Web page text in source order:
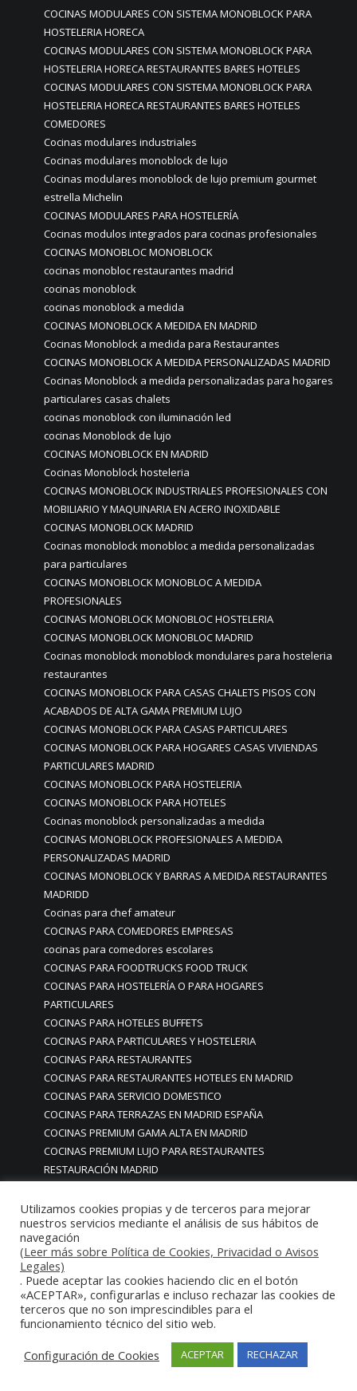
COCINAS MODULARES CON SISTEMA MONOBLOCK PARA
HOSTELERIA HORECA
COCINAS MODULARES CON SISTEMA MONOBLOCK PARA
HOSTELERIA HORECA RESTAURANTES BARES HOTELES
COCINAS MODULARES CON SISTEMA MONOBLOCK PARA
HOSTELERIA HORECA RESTAURANTES BARES HOTELES
COMEDORES
Cocinas modulares industriales
Cocinas modulares monoblock de lujo
Cocinas modulares monoblock de lujo premium gourmet
estrella Michelin
COCINAS MODULARES PARA HOSTELERÍA
Cocinas modulos integrados para cocinas profesionales
COCINAS MONOBLOC MONOBLOCK
cocinas monobloc restaurantes madrid
cocinas monoblock
cocinas monoblock a medida
COCINAS MONOBLOCK A MEDIDA EN MADRID
Cocinas Monoblock a medida para Restaurantes
COCINAS MONOBLOCK A MEDIDA PERSONALIZADAS MADRID
Cocinas Monoblock a medida personalizadas para hogares
particulares casas chalets
cocinas monoblock con iluminación led
cocinas Monoblock de lujo
COCINAS MONOBLOCK EN MADRID
Cocinas Monoblock hosteleria
COCINAS MONOBLOCK INDUSTRIALES PROFESIONALES CON
MOBILIARIO Y MAQUINARIA EN ACERO INOXIDABLE
COCINAS MONOBLOCK MADRID
Cocinas monoblock monobloc a medida personalizadas
para particulares
COCINAS MONOBLOCK MONOBLOC A MEDIDA
PROFESIONALES
COCINAS MONOBLOCK MONOBLOC HOSTELERIA
COCINAS MONOBLOCK MONOBLOC MADRID
Cocinas monoblock monoblock mondulares para hosteleria
restaurantes
COCINAS MONOBLOCK PARA CASAS CHALETS PISOS CON
ACABADOS DE ALTA GAMA PREMIUM LUJO
COCINAS MONOBLOCK PARA CASAS PARTICULARES
COCINAS MONOBLOCK PARA HOGARES CASAS VIVIENDAS
PARTICULARES MADRID
COCINAS MONOBLOCK PARA HOSTELERIA
COCINAS MONOBLOCK PARA HOTELES
Cocinas monoblock personalizadas a medida
COCINAS MONOBLOCK PROFESIONALES A MEDIDA
PERSONALIZADAS MADRID
COCINAS MONOBLOCK Y BARRAS A MEDIDA RESTAURANTES
MADRIDD
Cocinas para chef amateur
COCINAS PARA COMEDORES EMPRESAS
cocinas para comedores escolares
COCINAS PARA FOODTRUCKS FOOD TRUCK
COCINAS PARA HOSTELERÍA O PARA HOGARES
PARTICULARES
COCINAS PARA HOTELES BUFFETS
COCINAS PARA PARTICULARES Y HOSTELERIA
COCINAS PARA RESTAURANTES
COCINAS PARA RESTAURANTES HOTELES EN MADRID
COCINAS PARA SERVICIO DOMESTICO
COCINAS PARA TERRAZAS EN MADRID ESPAÑA
COCINAS PREMIUM GAMA ALTA EN MADRID
COCINAS PREMIUM LUJO PARA RESTAURANTES
RESTAURACIÓN MADRID
COCINAS PREMIUM PROFESIONALES MADRID
COCINAS PROFESIONALES
COCINAS PROFESIONALES • MOBILIARIO • ENCIMERAS •
REVESTIMIENTOS • ESTRUCTURAS • ELEMENTOS
DECORATIVOS ACERO INOXIDABLE
COCINAS PROFESIONALES A MEDIDA PERSONALIZADAS PARA
PARTICULARES
COCINAS PROFESIONALES HORECA
COCINAS PROFESIONALES HOSTELERÍA MADRID
Utilizamos cookies propias y de terceros para mejorar
nuestros servicios mediante el análisis de sus hábitos de
navegación
(Leer más sobre Política de Cookies, Privacidad o Avisos
Legales)
. Puede aceptar las cookies haciendo clic en el botón
«ACEPTAR», configurarlas e incluso rechazar las cookies de
terceros que no son imprescindibles para el
funcionamiento técnico del sitio web.
Configuración de Cookies
ACEPTAR RECHAZAR